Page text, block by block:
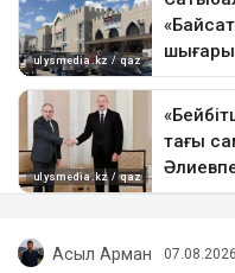
Асыл Арман